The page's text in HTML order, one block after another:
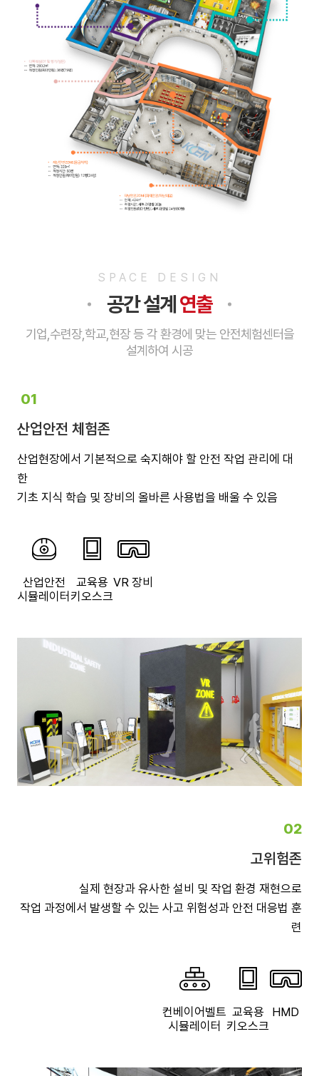
SPACE DESIGN
공간 설계 연출
기업,수련장,학교,현장 등 각 환경에 맞는 안전체험센터을
설계하여 시공
01
산업안전 체험존
산업현장에서 기본적으로 숙지해야 할 안전 작업 관리에 대
한
기초 지식 학습 및 장비의 올바른 사용법을 배울 수 있음
산업안전
시뮬레이터
교육용
키오스크
VR 장비
02
고위험존
실제 현장과 유사한 설비 및 작업 환경 재현으로
작업 과정에서 발생할 수 있는 사고 위험성과 안전 대응법 훈
련
컨베이어벨트
시뮬레이터
교육용
키오스크
HMD